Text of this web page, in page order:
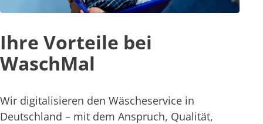
Ihre Vorteile bei
WaschMal
Wir digitalisieren den Wäscheservice in
Deutschland – mit dem Anspruch, Qualität,